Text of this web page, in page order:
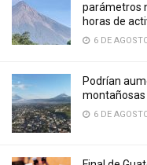
parámetros
horas de
6 DE
Podrían
montañosas
6 DE